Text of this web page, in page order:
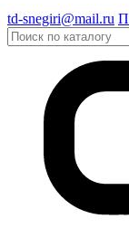
td-snegiri@mail.ru